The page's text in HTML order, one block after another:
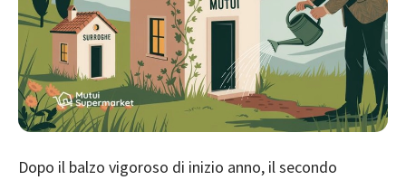
Dopo il balzo vigoroso di inizio anno, il secondo